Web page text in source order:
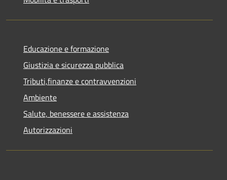
Educazione e formazione
Giustizia e sicurezza pubblica
Tributi,finanze e contravvenzioni
Ambiente
Salute, benessere e assistenza
Autorizzazioni